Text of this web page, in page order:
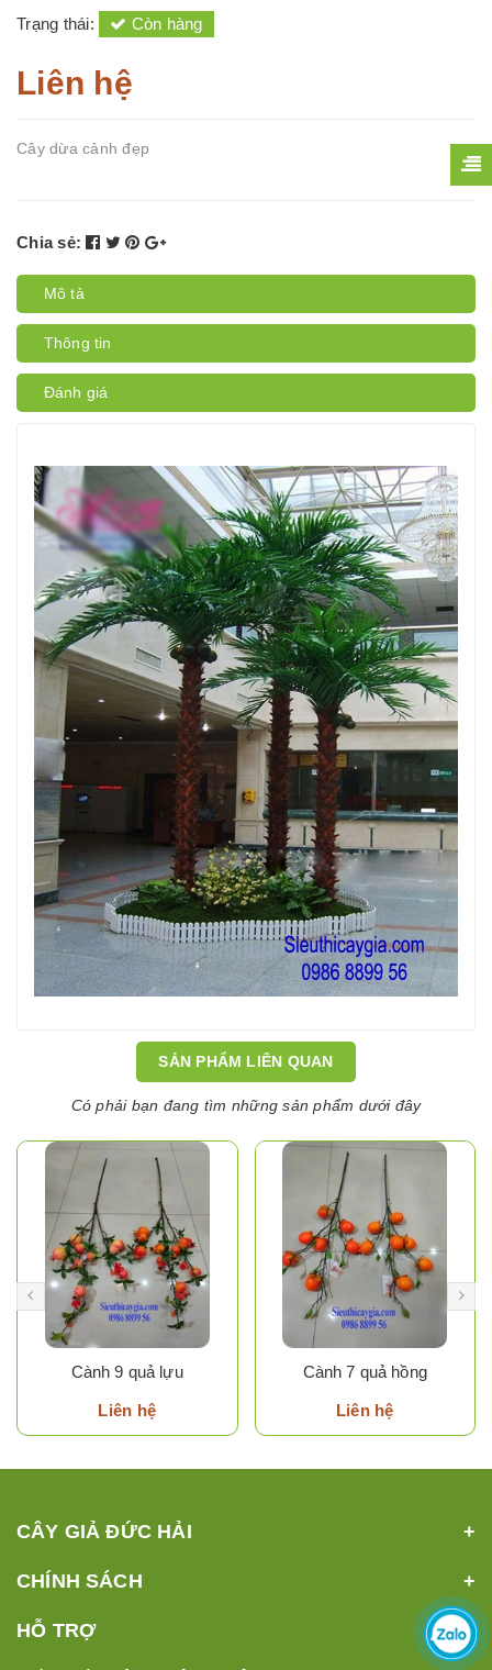
Trạng thái: Còn hàng
Liên hệ
Cây dừa cảnh đẹp
Chia sẻ:
Mô tả
Thông tin
Đánh giá
SẢN PHẨM LIÊN QUAN
Có phải bạn đang tìm những sản phẩm dưới đây
Cành 9 quả lựu
Liên hệ
Cành 7 quả hồng
Liên hệ
CÂY GIẢ ĐỨC HẢI
CHÍNH SÁCH
HỖ TRỢ